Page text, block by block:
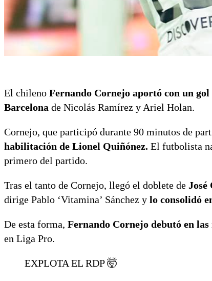
El chileno Fernando Cornejo aportó con un gol
Barcelona de Nicolás Ramírez y Ariel Holan.
Cornejo, que participó durante 90 minutos de
habilitación de Lionel Quiñónez. El futbolista
primero del partido.
Tras el tanto de Cornejo, llegó el doblete de José
dirige Pablo ‘Vitamina’ Sánchez y lo consolidó
De esta forma, Fernando Cornejo debutó en
en Liga Pro.
EXPLOTA EL RDP 🤯